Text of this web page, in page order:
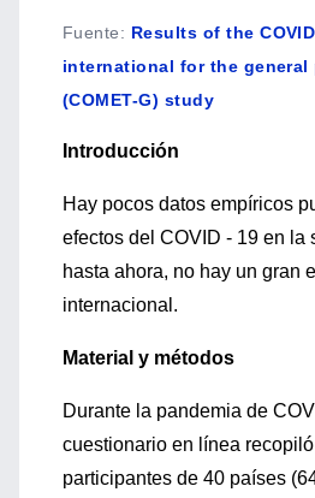
Fuente: Results of the
international for the general
(COMET-G) study
Introducción
Hay pocos datos empíricos
efectos del COVID - 19 en la
hasta ahora, no hay un gran
internacional.
Material y métodos
Durante la pandemia de
cuestionario en línea
participantes de 40 países